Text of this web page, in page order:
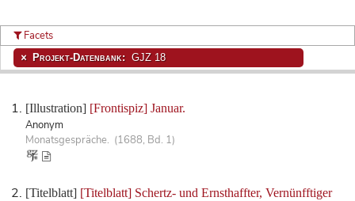
[Illustration] [Frontispiz] Januar.
Anonym
Monatsgespräche. (1688, Bd. 1)
[Titelblatt] [Titelblatt] Schertz- und Ernsthaffter, Vernünfftiger
Facets
Projekt-Datenbank: GJZ 18